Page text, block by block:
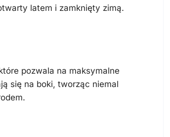
latem i zamknięty zimą.
pozwala na maksymalne
się na boki, tworząc niemal